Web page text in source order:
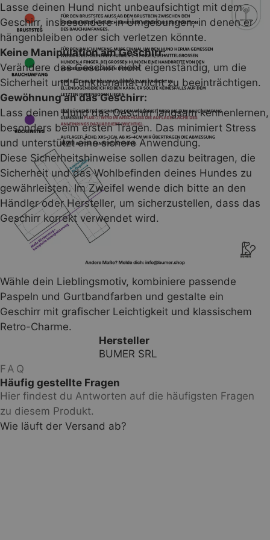
Lasse deinen Hund nicht unbeaufsichtigt mit dem
Geschirr, insbesondere in Umgebungen, in denen er
hängenbleiben oder sich verletzen könnte.
Keine Manipulation am Geschirr:
Verändere das Geschirr nicht eigenständig, um die
Sicherheit und Funktionalität nicht zu beeinträchtigen.
Gewöhnung an das Geschirr:
Lass deinen Hund das Geschirr langsam kennenlernen,
besonders beim ersten Tragen. Das minimiert Stress
und unterstützt eine sichere Anwendung.
Diese Sicherheitshinweise sollen dazu beitragen, die
Sicherheit und das Wohlbefinden deines Hundes zu
gewährleisten. Im Zweifel wende dich bitte an den
Händler oder Hersteller, um sicherzustellen, dass das
Geschirr korrekt verwendet wird.
60er – Mid-Century Flow
Das BUMER Hundegeschirr mit 60er-Softshell greift
die klare Formsprache und warmen Farbwelten der
Sechziger auf. Grafische Muster, runde Formen und
ausgewogene Kontraste schaffen einen Look, der
zugleich lebendig und ruhig wirkt.
Je nach Variante zeigt sich das Motiv verspielt oder
strukturiert und bleibt dabei zeitlos im Ausdruck.
Wähle dein Lieblingsmotiv, kombiniere passende
Paspeln und Gurtbandfarben und gestalte ein
Geschirr mit grafischer Leichtigkeit und klassischem
Retro-Charme.
Hersteller
BUMER SRL
FAQ
Häufig gestellte Fragen
Hier findest du Antworten auf die häufigsten Fragen
zu diesem Produkt.
Wie läuft der Versand ab?